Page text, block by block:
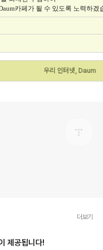
카페가 될 수 있도록 노력하겠
우리 인터넷, Daum
더보기
제공됩니다!